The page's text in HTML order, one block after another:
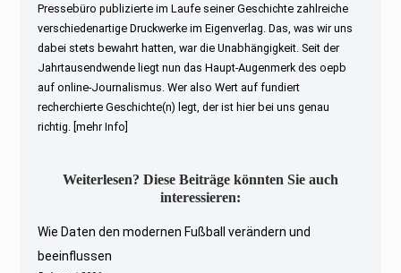
Pressebüro publizierte im Laufe seiner Geschichte zahlreiche
verschiedenartige Druckwerke im Eigenverlag. Das, was wir uns
dabei stets bewahrt hatten, war die Unabhängigkeit. Seit der
Jahrtausendwende liegt nun das Haupt-Augenmerk des oepb
auf online-Journalismus. Wer also Wert auf fundiert
recherchierte Geschichte(n) legt, der ist hier bei uns genau
richtig.
[mehr Info]
Weiterlesen? Diese Beiträge könnten Sie auch
interessieren:
Wie Daten den modernen Fußball verändern und
beeinflussen